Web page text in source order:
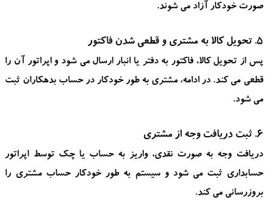
صورت خودکار آزاد می شوند.
5. تحویل کالا به مشتری و قطعی شدن فاکتور
پس از تحویل کالا، فاکتور به دفتر یا انبار ارسال می شود و اپراتور آن را
قطعی می کند. در ادامه، مشتری به طور خودکار در حساب بدهکاران ثبت
می شود.
6. ثبت دریافت وجه از مشتری
دریافت وجه به صورت نقدی، واریز به حساب یا چک توسط اپراتور
حسابداری ثبت می شود و سیستم به طور خودکار حساب مشتری را
بروزرسانی می کند.